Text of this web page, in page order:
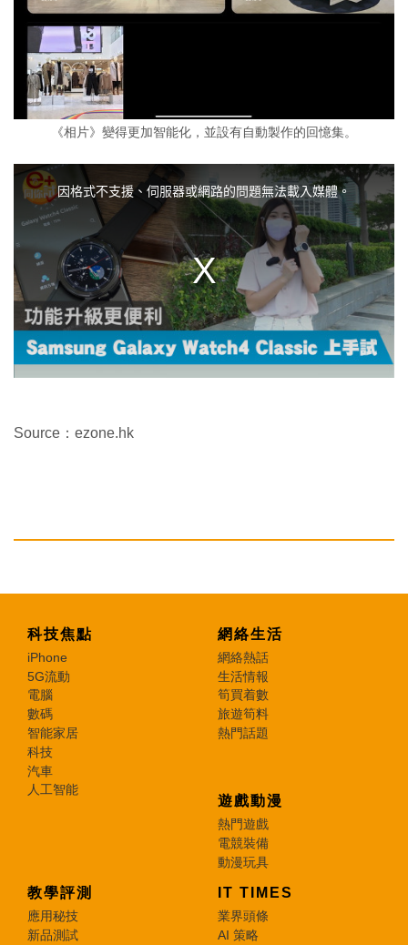
《相片》變得更加智能化，並設有自動製作的回憶集。
d
l
w
i
n
d
.
因格式不支援、伺服器或網路的問題無法載入媒體。
Source：ezone.hk
科技焦點
iPhone
5G流動
電腦
數碼
智能家居
科技
汽車
人工智能
網絡生活
網絡熱話
生活情報
筍買着數
旅遊筍料
熱門話題
遊戲動漫
熱門遊戲
電競裝備
動漫玩具
教學評測
應用秘技
新品測試
IT TIMES
業界頭條
AI 策略